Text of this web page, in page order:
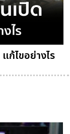
ก้ไขอย่างไร